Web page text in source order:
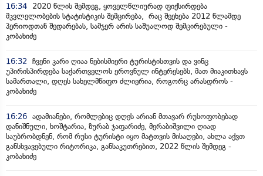
16:34
2020 წლის შემდეგ, ყოველწლიურად ფიქსირდება
მკვლელობების სტატისტიკის შემცირება, რაც შეეხება 2012 წლამდე
პერიოდთან შედარებას, სამჯერ არის საშუალოდ შემცირებული -
კობახიძე
16:32
ჩვენი კარი ღიაა ნებისმიერი ტურისტისთვის და ვინც
უპირისპირდება საქართველოს ეროვნულ ინტერესებს, მათ მიაკითხავს
სამართალი, დღეს სახელმწიფო ძლიერია, როგორც არასდროს -
კობახიძე
16:26 ადამიანები, რომლებიც დღეს არიან მთავარ რუსოფობებად
დანიშნული, ხოშტარია, ზურაბ ჯაფარიძე, მერაბიშვილი ღიად
საუბრობდნენ, რომ რუსი ტურისტი იყო მატთვის მისაღები, ახლა აქვთ
განსხვავებული რიტორიკა, განსაკუთრებით, 2022 წლის შემდეგ -
კობახიძე